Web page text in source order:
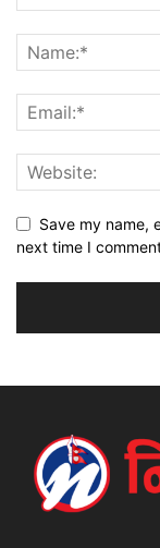
Save my name,
next time I